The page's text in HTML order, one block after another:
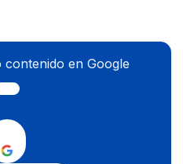
en Google